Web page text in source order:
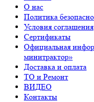
О нас
Политика
Условия соглашения
Сертификаты
Официальная
минитрактор»
Доставка и оплата
ТО и Ремонт
ВИДЕО
Контакты